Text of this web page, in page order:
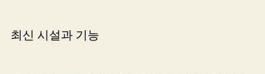
최신 시설과 기능